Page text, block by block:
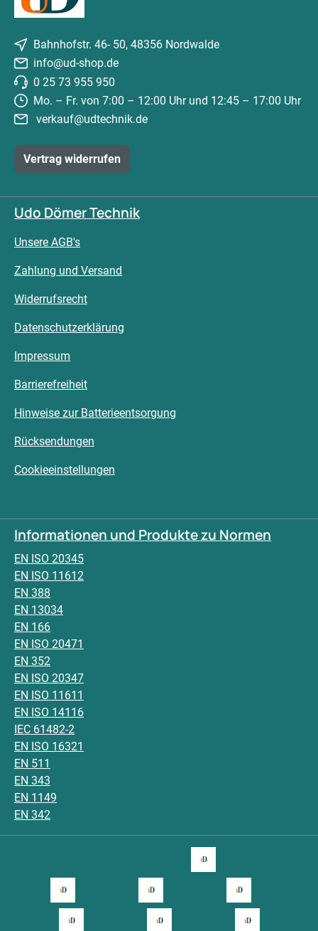
Bahnhofstr. 46- 50, 48356 Nordwalde
info@ud-shop.de
0 25 73 955 950
Mo. – Fr. von 7:00 – 12:00 Uhr und 12:45 – 17:00 Uhr
verkauf@udtechnik.de
Vertrag widerrufen
Udo Dömer Technik
Unsere AGB's
Zahlung und Versand
Widerrufsrecht
Datenschutzerklärung
Impressum
Barrierefreiheit
Hinweise zur Batterieentsorgung
Rücksendungen
Cookieeinstellungen
Informationen und Produkte zu Normen
EN ISO 20345
EN ISO 11612
EN 388
EN 13034
EN 166
EN ISO 20471
EN 352
EN ISO 20347
EN ISO 11611
EN ISO 14116
IEC 61482-2
EN ISO 16321
EN 511
EN 343
EN 1149
EN 342